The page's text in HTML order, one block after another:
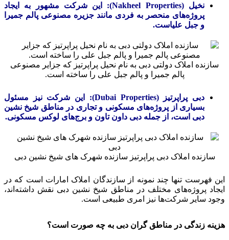
نخیل (Nakheel Properties): این شرکت مشهور به ایجاد
پروژه‌های منحصر به فردی مانند جزیره مصنوعی پالم جمیرا
و جبل علیاست.
سازنده املاک دولتی دبی به نام نحیل پراپرتیز که جزایر مصنوعی
پالم جمیرا و پالم جبل علی را ساخته است.
دبی پراپرتیز (Dubai Properties): این شرکت نیز مسئول
بسیاری از پروژه‌های مسکونی و تجاری در مناطق شیخ نشین
دبی است، از جمله دبی داون تاون و برج‌های لوکس مسکونی.
سازنده املاک دبی پراپرتیز سازنده شهرک های شیخ نشین دبی
این فهرست تنها چند نمونه از سازندگان املاک امارات است که در
ایجاد پروژه‌های مختلف در مناطق شیخ نشین دبی نقش داشته‌اند،
وجود سایر شرکت‌ها نیز امری طبیعی است.
هزینه زندگی در مناطق گران دبی به چه صورت است؟